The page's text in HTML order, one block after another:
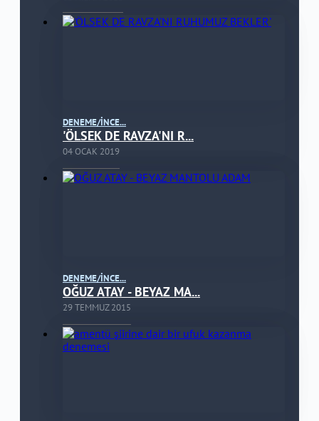
DENEME/İNCE...
'ÖLSEK DE RAVZA'NI R...
04 OCAK 2019
DENEME/İNCE...
OĞUZ ATAY - BEYAZ MA...
29 TEMMUZ 2015